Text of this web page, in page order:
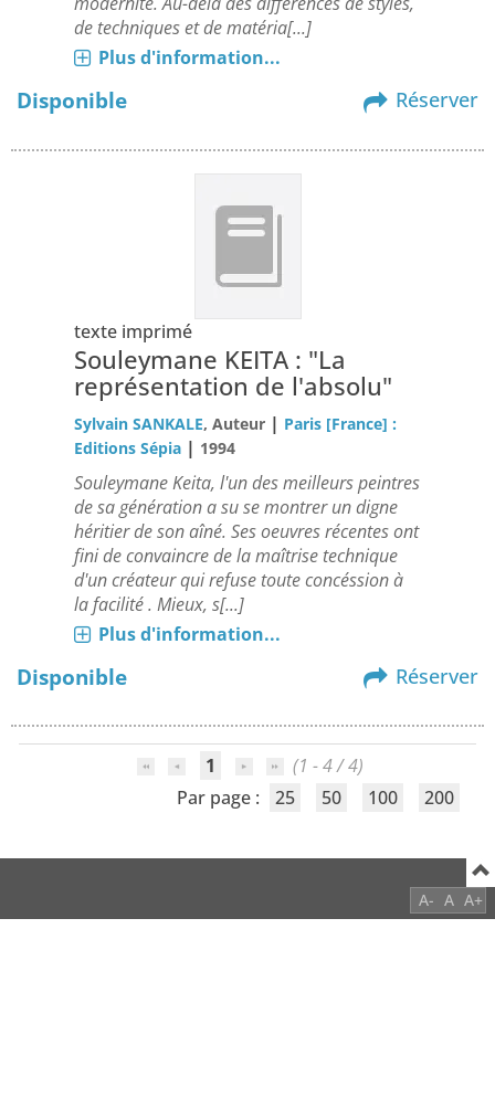
de techniques et de matéria[...]
Plus d'information...
Réserver
Disponible
texte imprimé
Souleymane KEITA : "La
représentation de l'absolu"
Sylvain SANKALE, Auteur | Paris [France] :
Editions Sépia | 1994
Souleymane Keita, l'un des meilleurs peintres
de sa génération a su se montrer un digne
héritier de son aîné. Ses oeuvres récentes ont
fini de convaincre de la maîtrise technique
d'un créateur qui refuse toute concéssion à
la facilité . Mieux, s[...]
Plus d'information...
Réserver
Disponible
1
(1 - 4 / 4)
Par page :
25 50 100 200
A- A A+